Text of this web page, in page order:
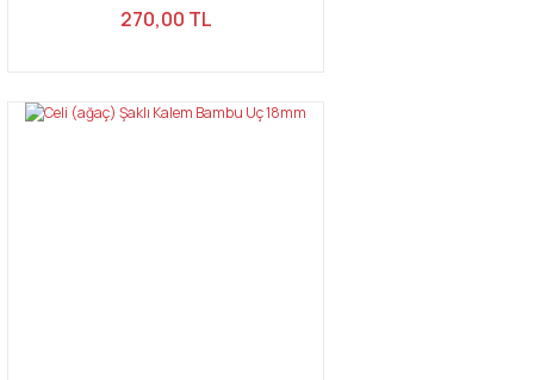
270,00 TL